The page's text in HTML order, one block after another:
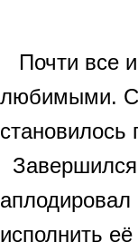
Почти все
любимыми.
аплодировал
исполнить